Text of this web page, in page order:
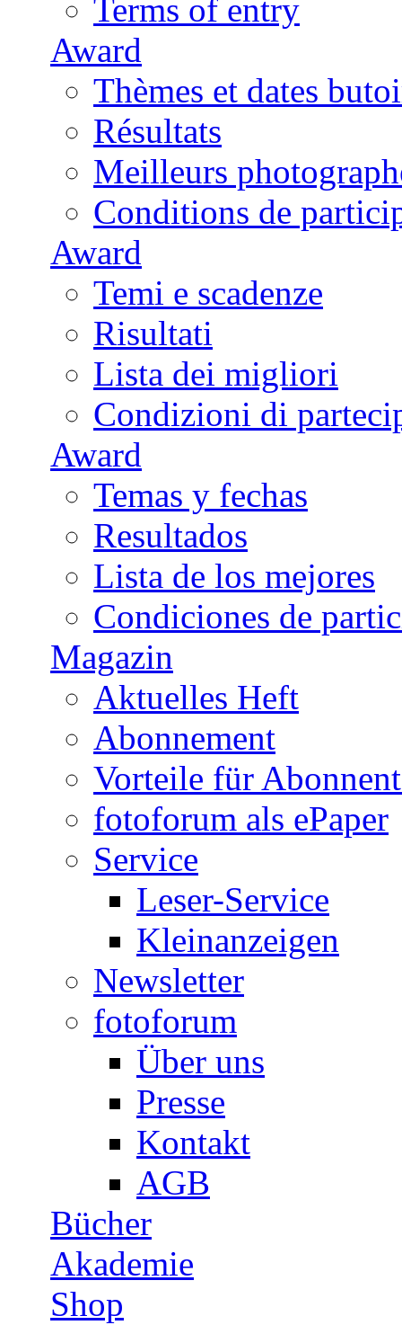
Terms of entry
Award
Thèmes et dates
Résultats
Meilleurs
Conditions de
Award
Temi e scadenze
Risultati
Lista dei migliori
Condizioni di
Award
Temas y fechas
Resultados
Lista de los mejores
Condiciones de
Magazin
Aktuelles Heft
Abonnement
Vorteile für
fotoforum als ePaper
Service
Leser-Service
Kleinanzeigen
Newsletter
fotoforum
Über uns
Presse
Kontakt
AGB
Bücher
Akademie
Shop